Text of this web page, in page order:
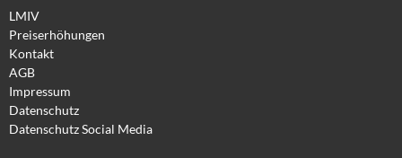
LMIV
Preiserhöhungen
Kontakt
AGB
Impressum
Datenschutz
Datenschutz Social Media